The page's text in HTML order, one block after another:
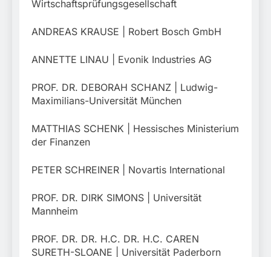
Wirtschaftsprüfungsgesellschaft
ANDREAS KRAUSE | Robert Bosch GmbH
ANNETTE LINAU | Evonik Industries AG
PROF. DR. DEBORAH SCHANZ | Ludwig-
Maximilians-Universität München
MATTHIAS SCHENK | Hessisches Ministerium
der Finanzen
PETER SCHREINER | Novartis International
PROF. DR. DIRK SIMONS | Universität
Mannheim
PROF. DR. DR. H.C. DR. H.C. CAREN
SURETH-SLOANE | Universität Paderborn